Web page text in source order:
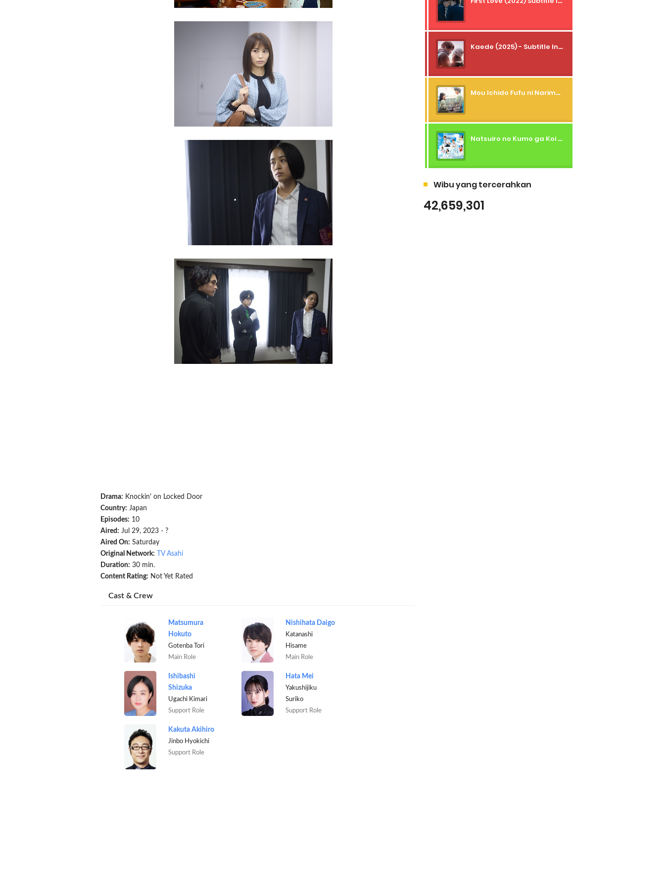
Drama: Knockin' on Locked Door
Country: Japan
Episodes: 10
Aired: Jul 29, 2023 - ?
Aired On: Saturday
Original Network:
TV Asahi
Duration: 30 min.
Content Rating: Not Yet Rated
Cast & Crew
Matsumura
Hokuto
Gotenba Tori
Main Role
Nishihata Daigo
Katanashi
Hisame
Main Role
Ishibashi
Shizuka
Ugachi Kimari
Support Role
Hata Mei
Yakushijiku
Suriko
Support Role
Kakuta Akihiro
Jinbo Hyokichi
Support Role
Kaede (2025) - Subtitle Indonesia
Mou Ichido Fufu ni Narimasu ka? (2026) - 01 Subtitle Indonesia
Natsuiro no Kumo ga Koi to Arashi wo Makiokosu (2026) - 01 Subtitle Indonesia
Wibu yang tercerahkan
42,659,301